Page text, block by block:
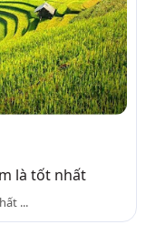
là tốt nhất
...